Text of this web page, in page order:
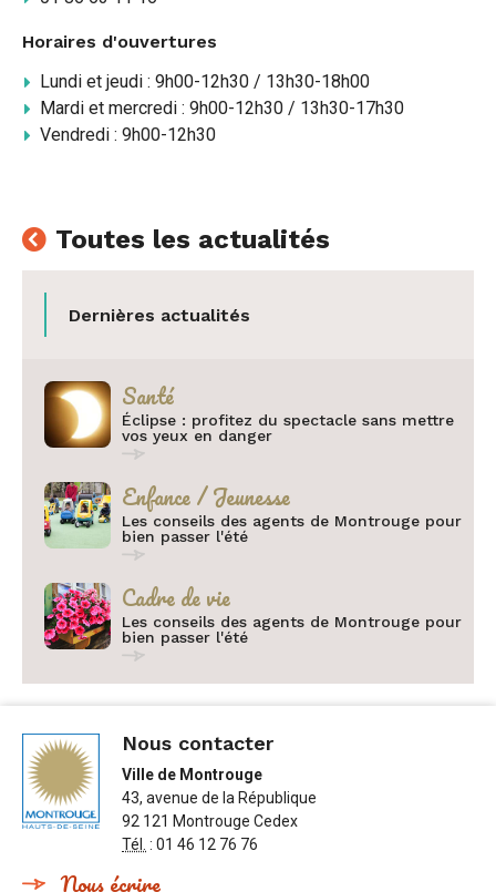
Horaires d'ouvertures
Lundi et jeudi : 9h00-12h30 / 13h30-18h00
Mardi et mercredi : 9h00-12h30 / 13h30-17h30
Vendredi : 9h00-12h30
Toutes les actualités
Dernières actualités
Éclipse : profitez du spectacle sans mettre
vos yeux en danger
Catégorie :
Santé
Les conseils des agents de Montrouge pour
bien passer l'été
Catégorie :
Enfance / Jeunesse
Les conseils des agents de Montrouge pour
bien passer l'été
Catégorie :
Cadre de vie
Nous contacter
Ville de Montrouge
43, avenue de la République
92 121 Montrouge Cedex
Tél. : 01 46 12 76 76
Nous écrire